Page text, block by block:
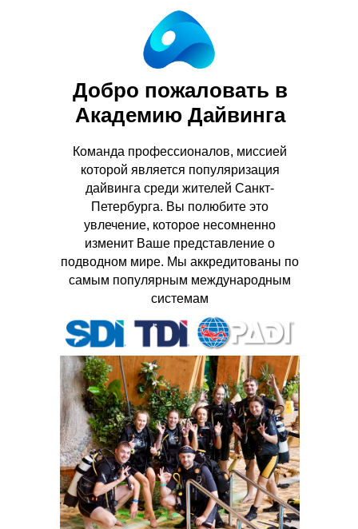
Добро пожаловать в
Академию Дайвинга
Команда профессионалов, миссией
которой является популяризация
дайвинга среди жителей Санкт-
Петербурга. Вы полюбите это
увлечение, которое несомненно
изменит Ваше представление о
подводном мире. Мы аккредитованы по
самым популярным международным
системам